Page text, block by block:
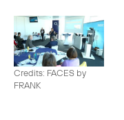
Credits: FACES by
FRANK